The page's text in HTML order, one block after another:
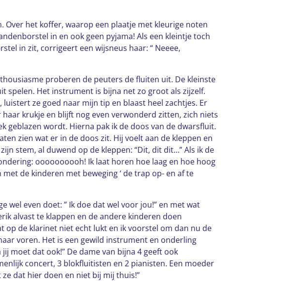
Over het koffer, waarop een plaatje met kleurige noten
in en ook geen pyjama! Als een kleintje toch
in zit, corrigeert een wijsneus haar: “ Neeee,
proberen de peuters de fluiten uit. De kleinste
spelen. Het instrument is bijna net zo groot als zijzelf.
ze goed naar mijn tip en blaast heel zachtjes. Er
krukje en blijft nog even verwonderd zitten, zich niets
geblazen wordt. Hierna pak ik de doos van de dwarsfluit.
zien wat er in de doos zit. Hij voelt aan de kleppen en
stem, al duwend op de kleppen: “Dit, dit dit…” Als ik de
oooooooooh! Ik laat horen hoe laag en hoe hoog
de kinderen met beweging ‘ de trap op- en af te
wel even doet: ” Ik doe dat wel voor jou!” en met wat
alvast te klappen en de andere kinderen doen
op de klarinet niet echt lukt en ik voorstel om dan nu de
voren. Het is een gewild instrument en onderling
moet dat ook!” De dame van bijna 4 geeft ook
concert, 3 blokfluitisten en 2 pianisten. Een moeder
dat hier doen en niet bij mij thuis!”